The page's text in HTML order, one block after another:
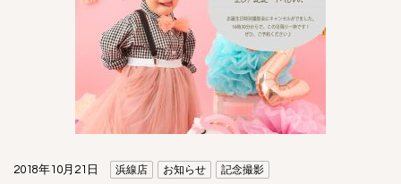
2018年10月21日 浜線店 お知らせ 記念撮影